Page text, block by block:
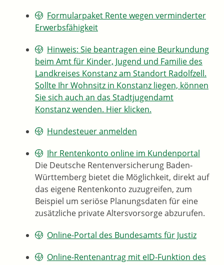
Formularpaket Rente wegen verminderter
Erwerbsfähigkeit
Hinweis: Sie beantragen eine Beurkundung
beim Amt für Kinder, Jugend und Familie des
Landkreises Konstanz am Standort Radolfzell.
Sollte Ihr Wohnsitz in Konstanz liegen, können
Sie sich auch an das Stadtjugendamt
Konstanz wenden. Hier klicken.
Hundesteuer anmelden
Ihr Rentenkonto online im Kundenportal
Die Deutsche Rentenversicherung Baden-
Württemberg bietet die Möglichkeit, direkt auf
das eigene Rentenkonto zuzugreifen, zum
Beispiel um seriöse Planungsdaten für eine
zusätzliche private Altersvorsorge abzurufen.
Online-Portal des Bundesamts für Justiz
Online-Rentenantrag mit eID-Funktion des